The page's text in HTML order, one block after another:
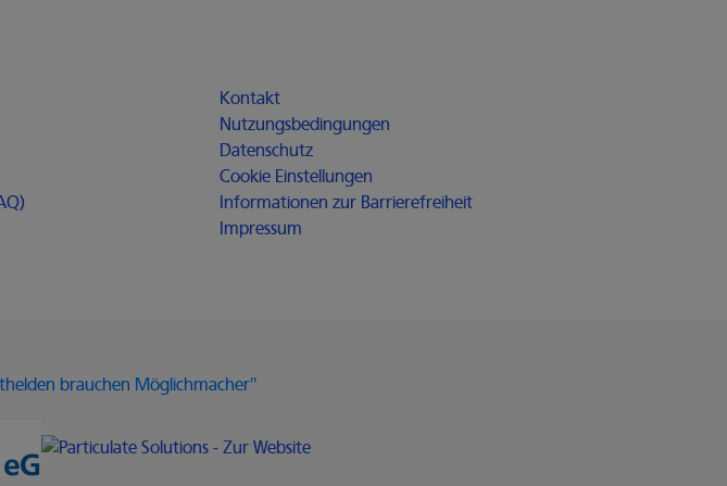
Kontakt
Nutzungsbedingungen
Datenschutz
Cookie Einstellungen
Informationen zur Barrierefreiheit
Impressum
brauchen Möglichmacher"
Link zur Website der Volksbank Bochum Witten, öffnet in einem neuen Fenster
Link zur Website von Particulate Solutions, öffnet in einem neuen Fenster